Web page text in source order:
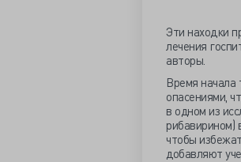
Эти находки
лечения
авторы.
Время начала
опасениями,
в одном из
рибавирином)
чтобы
добавляют